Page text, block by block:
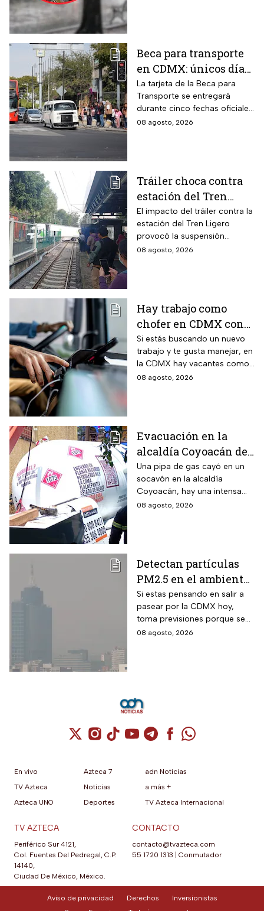
Beca para transporte
en CDMX: únicos días
para recoger la tarjeta
si te atrasaste
La tarjeta de la Beca para
Transporte se entregará
durante cinco fechas oficiales
en la CDMX; estos son los
08 agosto, 2026
Tráiler choca contra
estación del Tren
Ligero en CDMX
El impacto del tráiler contra la
estación del Tren Ligero
provocó la suspensión
momentánea del servicio
08 agosto, 2026
Hay trabajo como
chofer en CDMX con
sueldo de 13 mil 500
pesos; requisitos para
aplicar
Si estás buscando un nuevo
trabajo y te gusta manejar, en
la CDMX hay vacantes como
chofer y aquí te decimos
08 agosto, 2026
Evacuación en la
alcaldía Coyoacán de
CDMX tras caída de
una pipa en un
socavón
Una pipa de gas cayó en un
socavón en la alcaldía
Coyoacán, hay una intensa
movilización de servicios de
08 agosto, 2026
Detectan partículas
PM2.5 en el ambiente;
así esta la calidad del
aire hoy en la CDMX
Si estas pensando en salir a
pasear por la CDMX hoy,
toma previsiones porque se
detectaron partículas
08 agosto, 2026
Cuenta de X / Twitter (se abre en una
Cuenta de Instagram (se abre en una
Cuenta de TikTok (se abre en
Cuenta de YouTube (se abre
Cuenta de Telegram (se
Cuenta de
Cuenta de
En vivo
TV Azteca
Azteca UNO
Azteca 7
Noticias
Deportes
adn Noticias
a más +
TV Azteca Internacional
TV AZTECA
Periférico Sur 4121,
Col. Fuentes Del Pedregal, C.P.
14140,
Ciudad De México, México.
CONTACTO
contacto@tvazteca.com
55 1720 1313
Conmutador
Aviso de privacidad Derechos
Inversionistas